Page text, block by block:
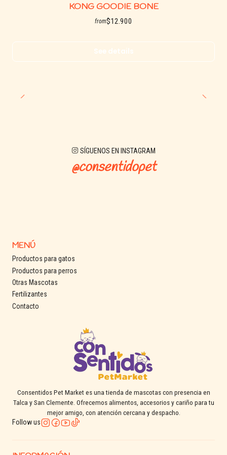
KONG GOODIE BONE
from$12.900
See details
SÍGUENOS EN INSTAGRAM
@consentidopet
MENÚ
Productos para gatos
Productos para perros
Otras Mascotas
Fertilizantes
Contacto
Consentidos Pet Market es una tienda de mascotas con presencia en
Talca y San Clemente. Ofrecemos alimentos, accesorios y cariño para tu
mejor amigo, con atención cercana y despacho.
Follow us